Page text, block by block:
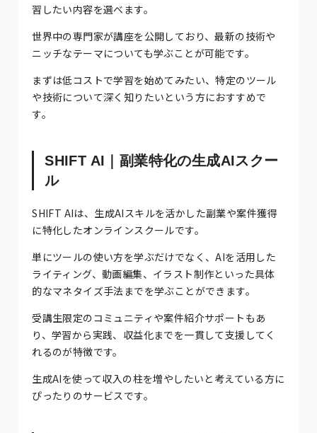
習したい内容を選べます。
世界中の専門家が講座を公開しており、最新の技術や
ニッチなテーマについても学ぶことが可能です。
まずは低コストで学習を始めてみたい、特定のツール
や技術について深く知りたいという方におすすめで
す。
SHIFT AI｜副業特化の生成AIスクー
ル
SHIFT AIは、生成AIスキルを活かした副業や案件獲得
に特化したオンラインスクールです。
単にツールの使い方を学ぶだけでなく、AIを活用した
ライティング、動画編集、イラスト制作といった具体
的なマネタイズ手法までを学ぶことができます。
受講生限定のコミュニティや案件紹介サポートもあ
り、学習から実践、収益化までを一貫して支援してく
れるのが特徴です。
生成AIを使って収入の柱を増やしたいと考えている方に
ぴったりのサービスです。